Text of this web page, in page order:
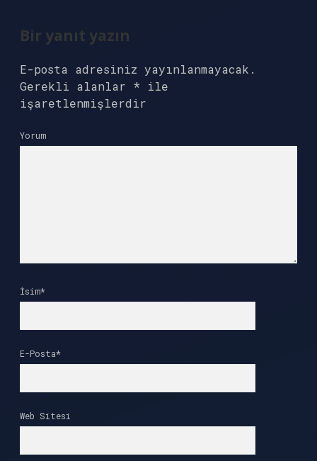
Bir yanıt yazın
E-posta adresiniz yayınlanmayacak.
Gerekli alanlar * ile
işaretlenmişlerdir
Yorum
İsim*
E-Posta*
Web Sitesi